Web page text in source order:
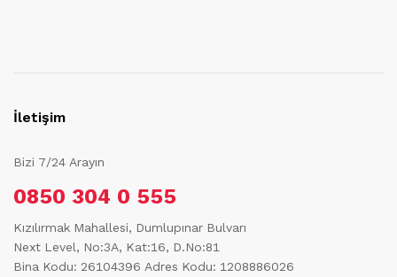
İletişim
Bizi 7/24 Arayın
0850 304 0 555
Kızılırmak Mahallesi, Dumlupınar Bulvarı
Next Level, No:3A, Kat:16, D.No:81
Bina Kodu: 26104396 Adres Kodu: 1208886026